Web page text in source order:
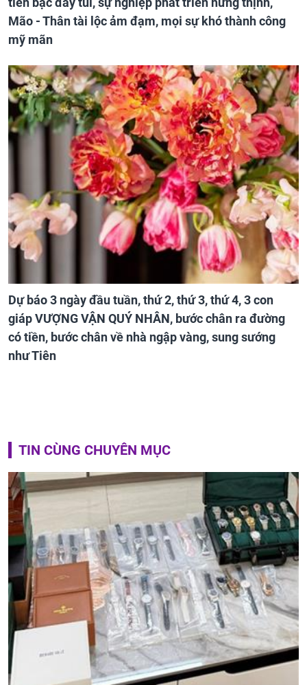
Mão - Thân tài lộc ảm đạm, mọi sự khó thành công
mỹ mãn
Dự báo 3 ngày đầu tuần, thứ 2, thứ 3, thứ 4, 3 con
giáp VƯỢNG VẬN QUÝ NHÂN, bước chân ra đường
có tiền, bước chân về nhà ngập vàng, sung sướng
như Tiên
TIN CÙNG CHUYÊN MỤC